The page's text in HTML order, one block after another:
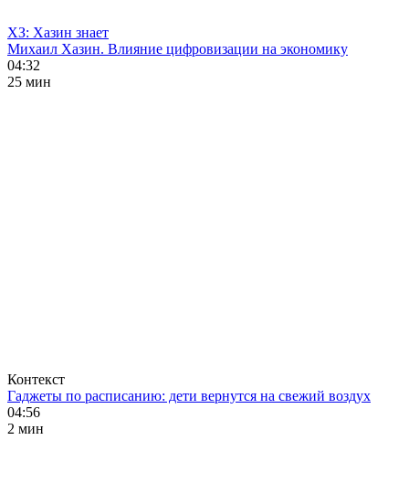
ХЗ: Хазин знает
Михаил Хазин. Влияние цифровизации на экономику
04:32
25 мин
Контекст
Гаджеты по расписанию: дети вернутся на свежий воздух
04:56
2 мин